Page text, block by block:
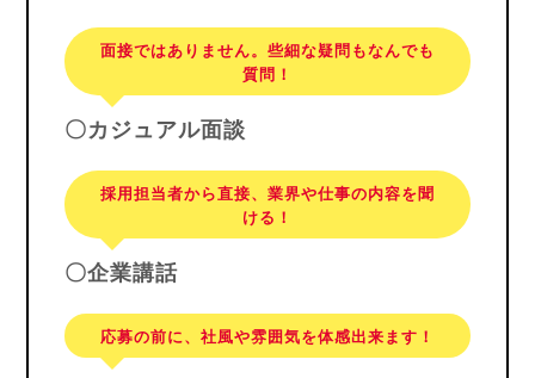
面接ではありません。些細な疑問もなんでも
質問！
〇カジュアル面談
採用担当者から直接、業界や仕事の内容を聞
ける！
〇企業講話
応募の前に、社風や雰囲気を体感出来ます！